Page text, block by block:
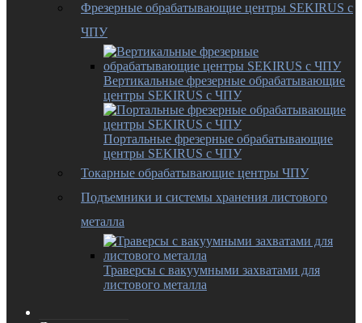
Фрезерные обрабатывающие центры SEKIRUS с
ЧПУ
Вертикальные фрезерные обрабатывающие
центры SEKIRUS с ЧПУ
Портальные фрезерные обрабатывающие
центры SEKIRUS с ЧПУ
Токарные обрабатывающие центры ЧПУ
Подъемники и системы хранения листового
металла
Траверсы с вакуумными захватами для
листового металла